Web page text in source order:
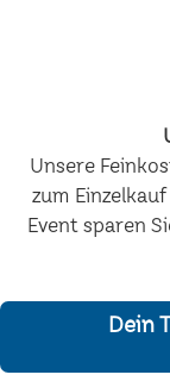
Unsere
zum
Event sparen
Dein